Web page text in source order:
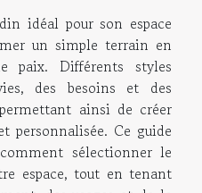
idéal pour son espace
un simple terrain en
paix. Différents styles
des besoins et des
ainsi de créer
personnalisée. Ce guide
sélectionner le
espace, tout en tenant